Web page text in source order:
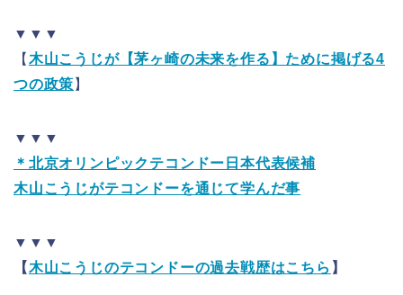
▼▼▼
【 木山こうじが【茅ヶ崎の未来を作る】ために掲げる4
つの政策 】
▼▼▼
＊北京オリンピックテコンドー日本代表候補
木山こうじがテコンドーを通じて学んだ事
▼▼▼
【木山こうじのテコンドーの過去戦歴はこちら 】